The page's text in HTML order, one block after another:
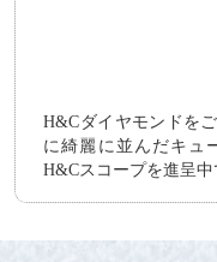
H&Cダイヤモンドを
に綺麗に並んだキュ
H&Cスコープを進呈中